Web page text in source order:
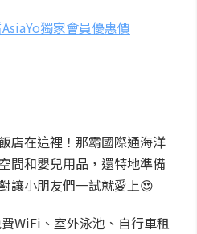
獨家會員優惠價
店在這裡！那霸國際通海洋
間和嬰兒用品，還特地準備
讓小朋友們一試就愛上😍
WiFi、室外泳池、自行車租